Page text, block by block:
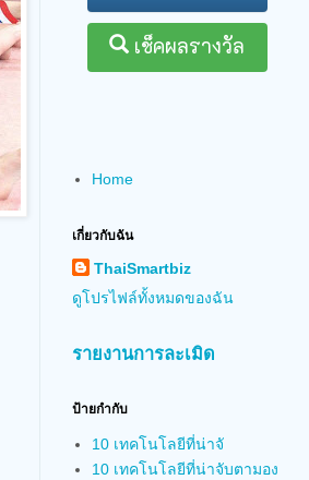
Home
เกี่ยวกับฉัน
ThaiSmartbiz
ดูโปรไฟล์ทั้งหมดของฉัน
รายงานการละเมิด
ป้ายกำกับ
10 เทคโนโลยีที่น่าจั
10 เทคโนโลยีที่น่าจับตามอง